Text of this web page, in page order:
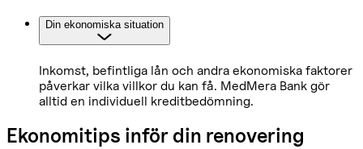
Din ekonomiska situation
Inkomst, befintliga lån och andra ekonomiska faktorer
påverkar vilka villkor du kan få. MedMera Bank gör
alltid en individuell kreditbedömning.
Ekonomitips inför din renovering